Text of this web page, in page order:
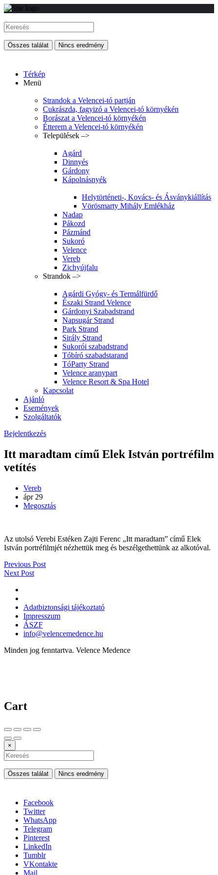
Összes találat Nincs eredmény
Térkép
Menü
Strandok a Velencei-tó partján
Cukrászda, fagyizó a Velencei-tó környékén
Borászat a Velencei-tó környékén
Étterem a Velencei-tó környékén
Települések –>
Agárd
Dinnyés
Gárdony
Kápolnásnyék
Helytörténeti-, Kovács- és Ásványkiállítás
Vörösmarty Mihály Emlékház
Nadap
Pákozd
Pázmánd
Sukoró
Velence
Vereb
Zichyújfalu
Strandok –>
Agárdi Gyógy- és Termálfürdő
Északi Strand Velence
Gárdonyi Szabadstrand
Napsugár Strand
Park Strand
Sirály Strand
Sukorói szabadstrand
Tóbíró szabadstarand
TóParty Strand
Velence aranypart
Velence Resort & Spa Hotel
Kapcsolat
Ajánló
Események
Szolgáltatók
Bejelentkezés
Itt maradtam című Elek István portréfilm
vetítés
Vereb
ápr 29
Megosztás
Az utolsó Verebi Estéken Zajti Ferenc „Itt maradtam” című Elek
István portréfilmjét nézhettük meg és beszélgethettünk az alkotóval.
Previous Post
Next Post
Adatbiztonsági tájékoztató
Impresszum
ÁSZF
info@velencemedence.hu
Minden jog fenntartva. Velence Medence
Cart
×
Összes találat Nincs eredmény
Facebook
Twitter
WhatsApp
Telegram
Pinterest
LinkedIn
Tumblr
VKontakte
Mail